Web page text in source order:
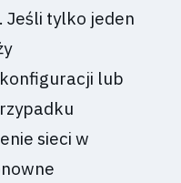
tylko jeden
lub
sieci w